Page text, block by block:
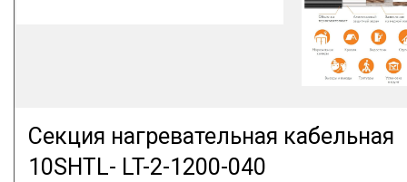
Секция нагревательная кабельная
10SHTL- LT-2-1200-040